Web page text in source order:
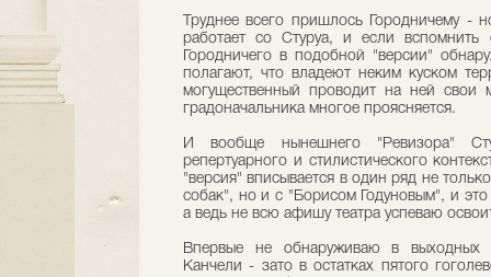
Труднее всего пришлось Городничему
работает со Стуруа, и если
Городничего в подобной "версии"
полагают, что владеют неким куском
могущественный проводит на ней свои
градоначальника многое проясняется.
И вообще нынешнего "Ревизора"
репертуарного и стилистического
"версия" вписывается в один ряд не
собак", но и с "Борисом Годуновым", и
а ведь не всю афишу театра успеваю
Впервые не обнаруживаю в выходных
Канчели - зато в остатках пятого